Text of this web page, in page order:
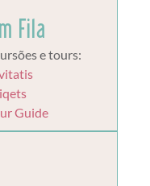
Fila
e tours:
Guide